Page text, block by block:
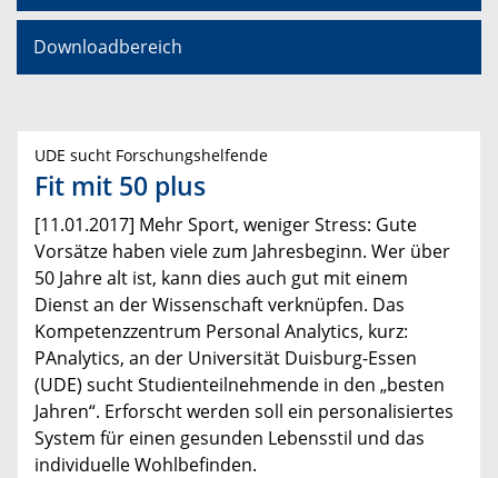
Downloadbereich
UDE sucht Forschungshelfende
Fit mit 50 plus
[11.01.2017] Mehr Sport, weniger Stress: Gute
Vorsätze haben viele zum Jahresbeginn. Wer über
50 Jahre alt ist, kann dies auch gut mit einem
Dienst an der Wissenschaft verknüpfen. Das
Kompetenzzentrum Personal Analytics, kurz:
PAnalytics, an der Universität Duisburg-Essen
(UDE) sucht Studienteilnehmende in den „besten
Jahren“. Erforscht werden soll ein personalisiertes
System für einen gesunden Lebensstil und das
individuelle Wohlbefinden.